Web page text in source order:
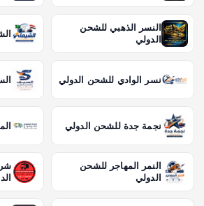
النسر الذهبي للشحن
الدولي
نسر الوادي للشحن الدولي
نجمة جدة للشحن الدولي
النمر المهاجر للشحن
الدولي